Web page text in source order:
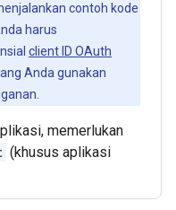
contoh kode
harus
client ID OAuth
Anda gunakan
memerlukan
(khusus aplikasi